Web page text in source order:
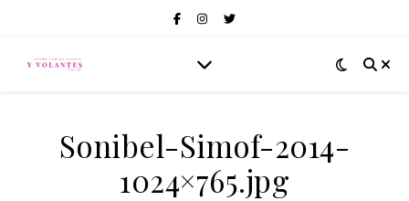
Sonibel-Simof-2014-
1024×765.jpg